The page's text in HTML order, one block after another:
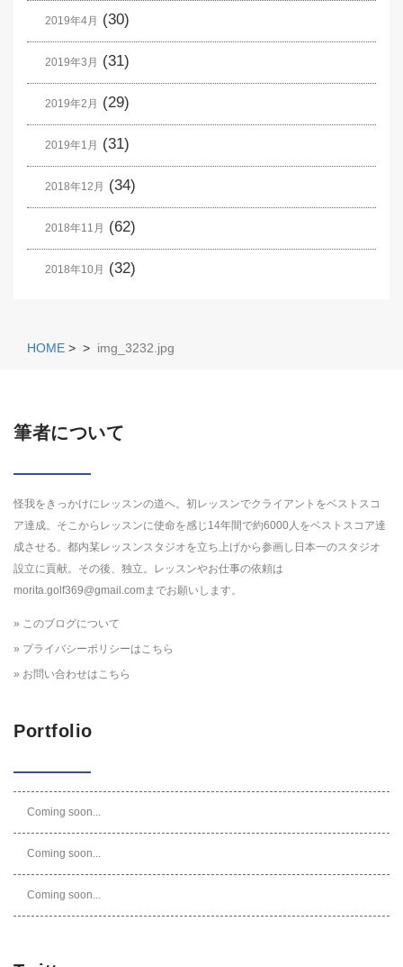
2019年4月 (30)
2019年3月 (31)
2019年2月 (29)
2019年1月 (31)
2018年12月 (34)
2018年11月 (62)
2018年10月 (32)
HOME > > img_3232.jpg
筆者について
怪我をきっかけにレッスンの道へ。初レッスンでクライアントをベストスコ
ア達成。そこからレッスンに使命を感じ14年間で約6000人をベストスコア達
成させる。都内某レッスンスタジオを立ち上げから参画し日本一のスタジオ
設立に貢献。その後、独立。レッスンやお仕事の依頼は
morita.golf369@gmail.comまでお願いします。
» このブログについて
» プライバシーポリシーはこちら
» お問い合わせはこちら
Portfolio
Coming soon...
Coming soon...
Coming soon...